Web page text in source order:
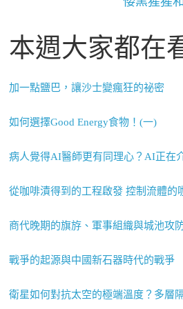
本週大家都在
加一點鹽巴，讓沙士變瘋狂的祕密
如何選擇Good Energy食物！(一)
病人覺得AI醫師更有同理心？AI正在
從咖啡漬得到的工程啟發 控制流體的
商代晚期的旗斿、軍事組織與城池攻
戰爭的起源與中國新石器時代的戰爭
衛星如何對抗太空的極端溫度？多層